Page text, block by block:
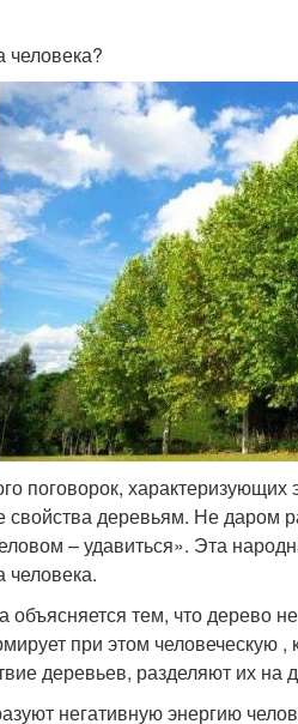
человека?
поговорок,
свойства деревьям. Не даром
– удавиться». Эта
человека.
объясняется тем, что дерево
при этом человеческую
деревьев, разделяют их на
негативную энергию